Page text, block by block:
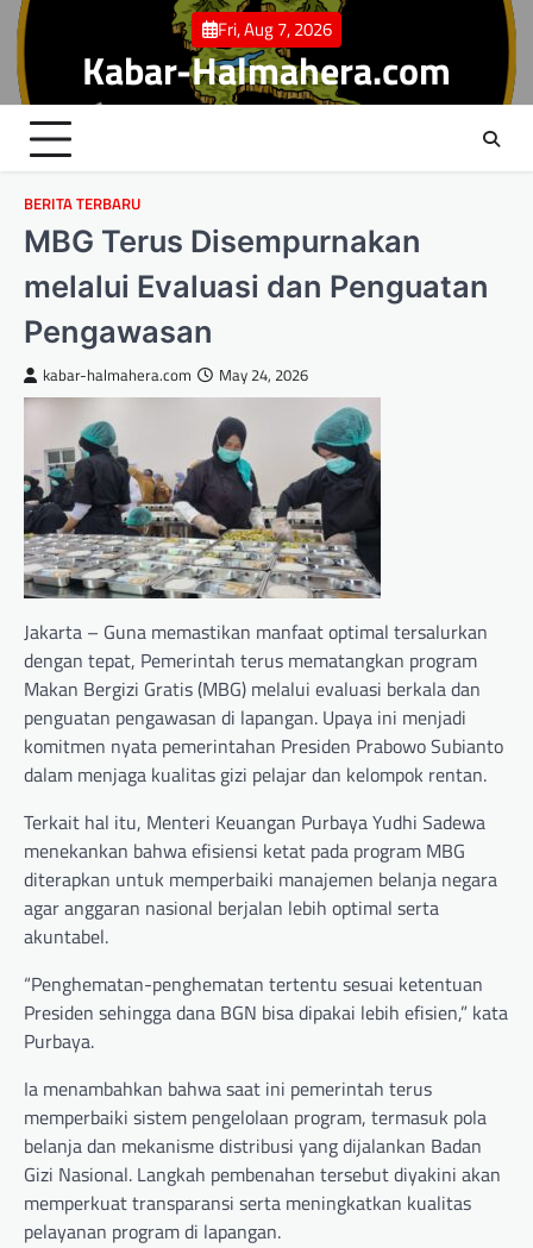
Skip
content
Fri, Aug 7, 2026
Kabar-Halmahera.com
BERITA TERBARU
MBG Terus Disempurnakan
melalui Evaluasi dan Penguatan
Pengawasan
kabar-halmahera.com May 24, 2026
Jakarta – Guna memastikan manfaat optimal tersalurkan
dengan tepat, Pemerintah terus mematangkan program
Makan Bergizi Gratis (MBG) melalui evaluasi berkala dan
penguatan pengawasan di lapangan. Upaya ini menjadi
komitmen nyata pemerintahan Presiden Prabowo Subianto
dalam menjaga kualitas gizi pelajar dan kelompok rentan.
Terkait hal itu, Menteri Keuangan Purbaya Yudhi Sadewa
menekankan bahwa efisiensi ketat pada program MBG
diterapkan untuk memperbaiki manajemen belanja negara
agar anggaran nasional berjalan lebih optimal serta
akuntabel.
“Penghematan-penghematan tertentu sesuai ketentuan
Presiden sehingga dana BGN bisa dipakai lebih efisien,” kata
Purbaya.
Ia menambahkan bahwa saat ini pemerintah terus
memperbaiki sistem pengelolaan program, termasuk pola
belanja dan mekanisme distribusi yang dijalankan Badan
Gizi Nasional. Langkah pembenahan tersebut diyakini akan
memperkuat transparansi serta meningkatkan kualitas
pelayanan program di lapangan.